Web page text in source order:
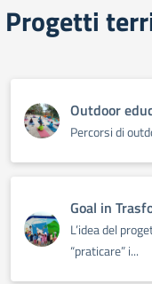
Progetti
Outdoor
Percorsi di
Goal in
L’idea del
“praticare” i...